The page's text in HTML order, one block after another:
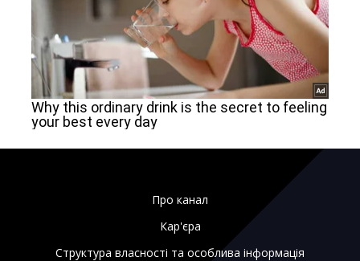
Про канал
Кар'єра
Структура власності та особлива інформація